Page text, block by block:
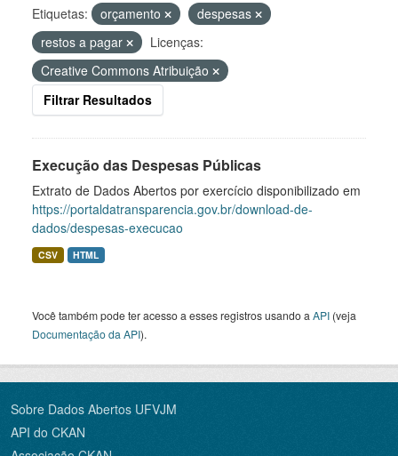
Etiquetas: orçamento
despesas
restos a pagar
Licenças:
Creative Commons Atribuição
Filtrar Resultados
Execução das Despesas Públicas
Extrato de Dados Abertos por exercício disponibilizado em
https://portaldatransparencia.gov.br/download-de-
dados/despesas-execucao
CSV HTML
Você também pode ter acesso a esses registros usando a API (veja
Documentação da API).
Sobre Dados Abertos UFVJM
API do CKAN